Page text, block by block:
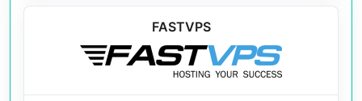
FASTVPS